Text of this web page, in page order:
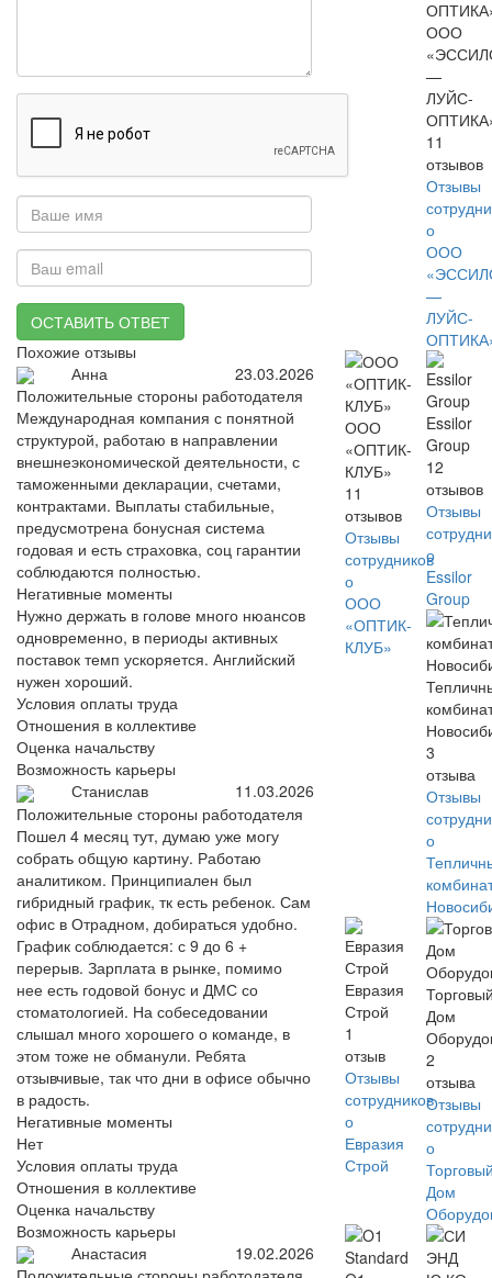
ОСТАВИТЬ ОТВЕТ
Похожие отзывы
Анна
23.03.2026
Положительные стороны работодателя
Международная компания с понятной
структурой, работаю в направлении
внешнеэкономической деятельности, с
таможенными декларации, счетами,
контрактами. Выплаты стабильные,
предусмотрена бонусная система
годовая и есть страховка, соц гарантии
соблюдаются полностью.
Негативные моменты
Нужно держать в голове много нюансов
одновременно, в периоды активных
поставок темп ускоряется. Английский
нужен хороший.
Условия оплаты труда
Отношения в коллективе
Оценка начальству
Возможность карьеры
Станислав
11.03.2026
Положительные стороны работодателя
Пошел 4 месяц тут, думаю уже могу
собрать общую картину. Работаю
аналитиком. Принципиален был
гибридный график, тк есть ребенок. Сам
офис в Отрадном, добираться удобно.
График соблюдается: с 9 до 6 +
перерыв. Зарплата в рынке, помимо
нее есть годовой бонус и ДМС со
стоматологией. На собеседовании
слышал много хорошего о команде, в
этом тоже не обманули. Ребята
отзывчивые, так что дни в офисе обычно
в радость.
Негативные моменты
Нет
Условия оплаты труда
Отношения в коллективе
Оценка начальству
Возможность карьеры
Анастасия
19.02.2026
ООО
—
ЛУЙС-
11
отзывов
Отзывы
о
ООО
—
ЛУЙС-
ООО
«ОПТИК-
КЛУБ»
11
отзывов
Отзывы
сотрудников
о
ООО
«ОПТИК-
КЛУБ»
Essilor
Group
12
отзывов
Отзывы
о
Essilor
Group
3
отзыва
Отзывы
о
Евразия
Строй
1
отзыв
Отзывы
сотрудников
о
Евразия
Строй
Дом
2
отзыва
Отзывы
о
Дом